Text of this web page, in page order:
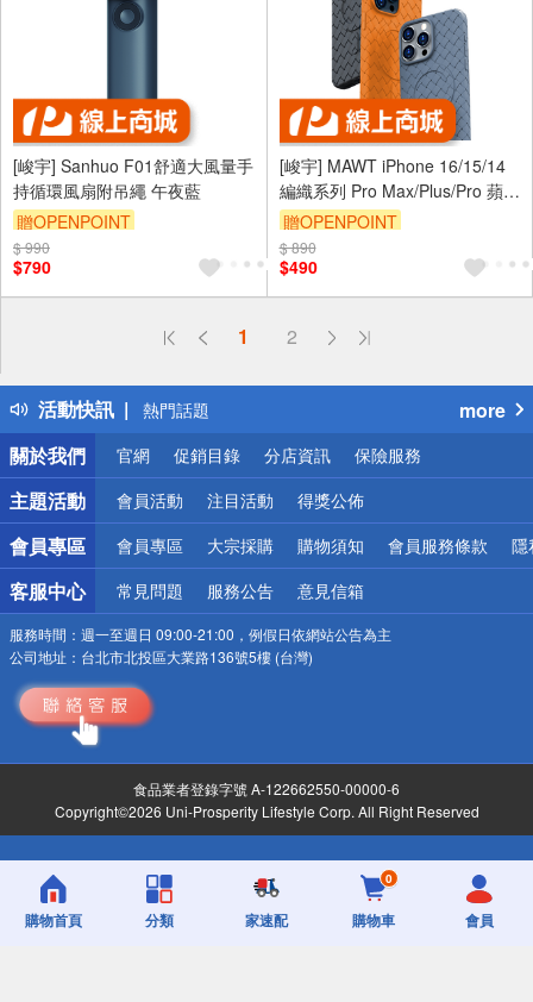
[峻宇] Sanhuo F01舒適大風量手
持循環風扇附吊繩 午夜藍
贈OPENPOINT
$ 990
$790
[峻宇] MAWT iPhone 16/15/14
編織系列 Pro Max/Plus/Pro 蘋果
奢華磁吸保護殼 MagSafe 升級
防滑鏡頭保護 手機保護套
贈OPENPOINT
$ 890
$490
1 2
活動快訊
偏遠地區配送
得獎公告
熱門話題
銀行優惠
偏遠地區配送
詐騙網頁！請小心！
more
關於我們
官網 促銷目錄 分店資訊 保險服務
主題活動 會員活動 注目活動 得獎公佈
會員專區 會員專區 大宗採購 購物須知 會員服務條款 隱
客服中心 常見問題 服務公告 意見信箱
服務時間： 週一至週日 09:00-21:00，例假日依網站公告為主
公司地址： 台北市北投區大業路136號5樓 (台灣)
食品業者登錄字號 A-122662550-00000-6
Copyright©2026 Uni-Prosperity Lifestyle Corp. All Right Reserved
購物首頁 分類 家速配
0
購物車 會員